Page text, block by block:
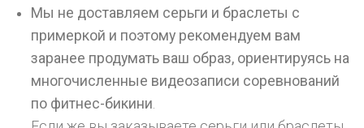
Мы не доставляем серьги и браслеты с
примеркой и поэтому рекомендуем вам
заранее продумать ваш образ, ориентируясь на
многочисленные видеозаписи соревнований
по фитнес-бикини